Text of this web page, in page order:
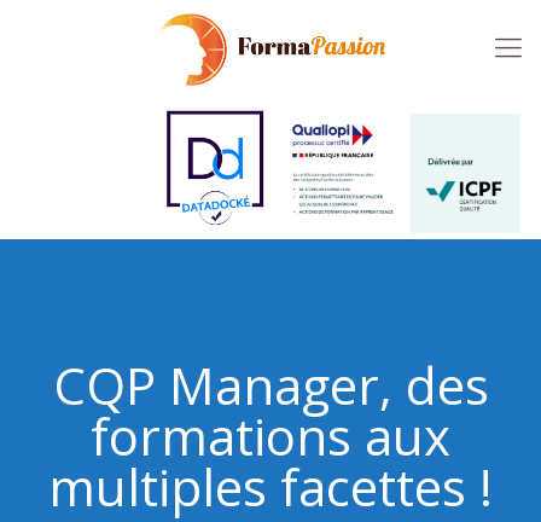
CQP Manager, des
formations aux
multiples facettes !